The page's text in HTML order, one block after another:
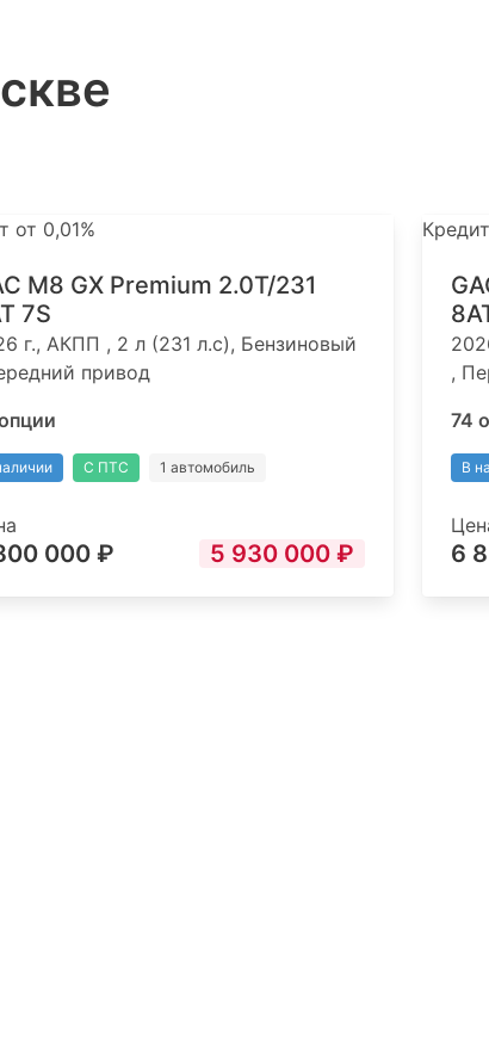
от 0,01%
M8 GX Premium 2.0T/231
7S
г., АКПП , 2 л (231 л.с), Бензиновый
привод
С ПТС 1 автомобиль
000 ₽ 5 930 000 ₽
,
74
В
6